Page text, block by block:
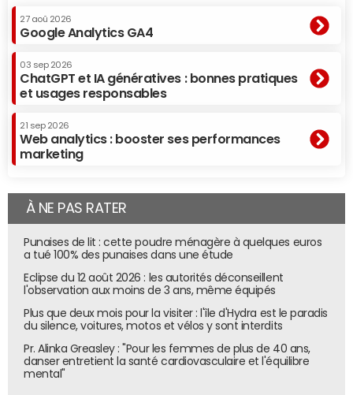
27 aoû 2026
Google Analytics GA4
03 sep 2026
ChatGPT et IA génératives : bonnes pratiques
et usages responsables
21 sep 2026
Web analytics : booster ses performances
marketing
À NE PAS RATER
Punaises de lit : cette poudre ménagère à quelques euros
a tué 100% des punaises dans une étude
Eclipse du 12 août 2026 : les autorités déconseillent
l'observation aux moins de 3 ans, même équipés
Plus que deux mois pour la visiter : l'île d'Hydra est le paradis
du silence, voitures, motos et vélos y sont interdits
Pr. Alinka Greasley : "Pour les femmes de plus de 40 ans,
danser entretient la santé cardiovasculaire et l'équilibre
mental"